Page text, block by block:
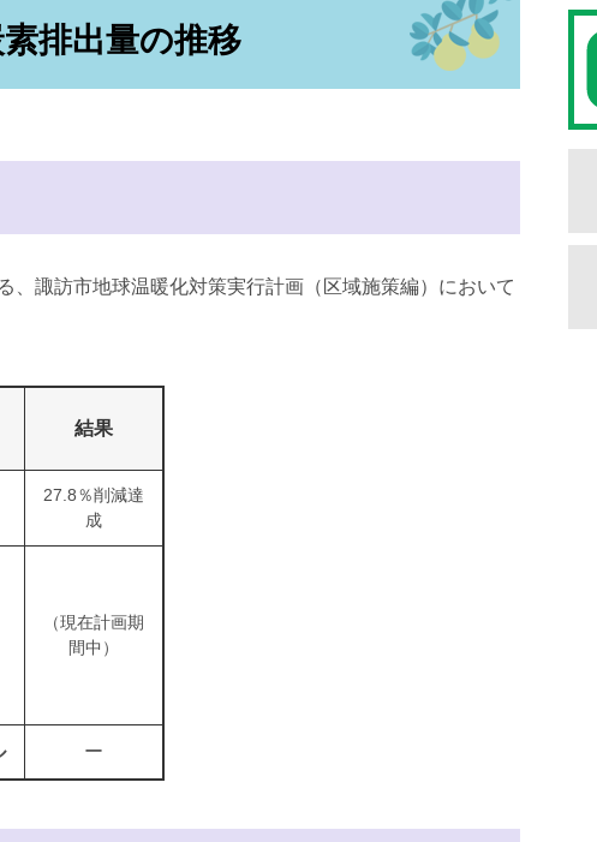
排出量の推移
、​諏訪市地球温暖化対策実行計画（区域施策編）において
結果
27.8％削減達
成
（現在計画期
間中）
ー